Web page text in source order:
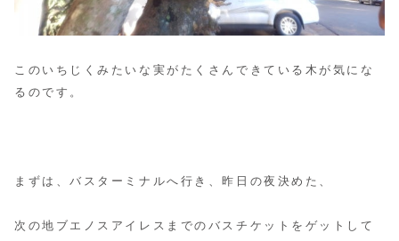
このいちじくみたいな実がたくさんできている木が気にな
るのです。
まずは、バスターミナルへ行き、昨日の夜決めた、
次の地ブエノスアイレスまでのバスチケットをゲットして